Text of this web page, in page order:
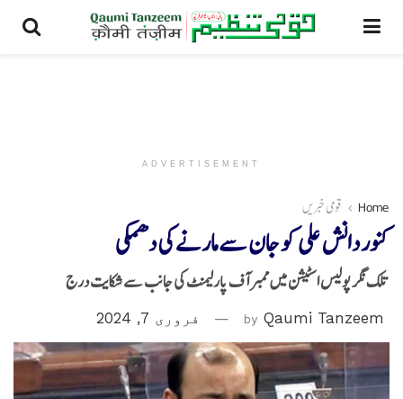
ADVERTISEMENT
Home قومی خبریں
کنور دانش علی کو جان سے مارنے کی دھمکی
تلک نگر پولیس اسٹیشن میں ممبر آف پارلیمنٹ کی جانب سے شکایت درج
by Qaumi Tanzeem فروری 7, 2024